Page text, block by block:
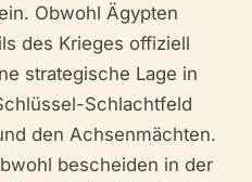
Obwohl Ägypten
des Krieges offiziell
strategische Lage in
Schlachtfeld
den Achsenmächten.
bescheiden in der